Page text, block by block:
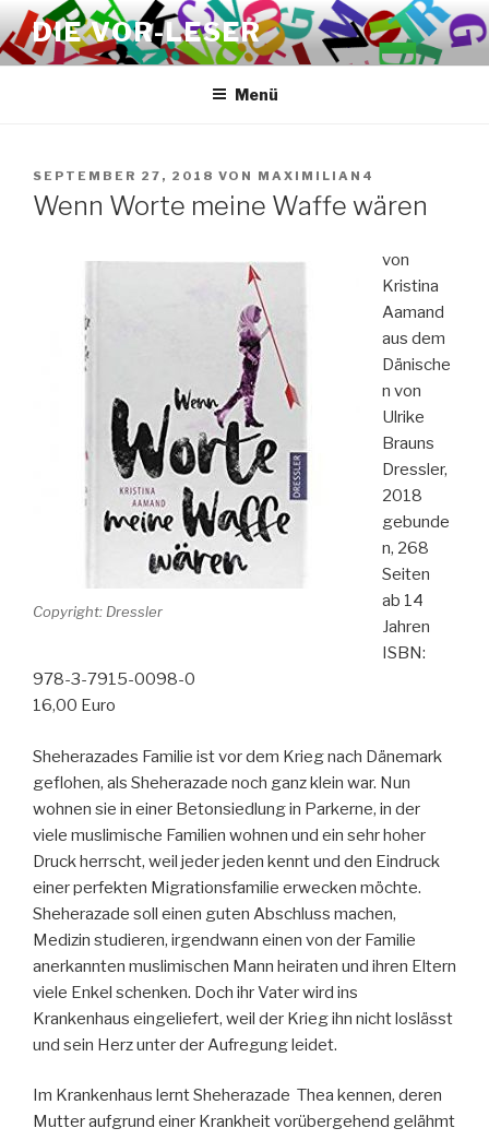
Zum
Inhalt
springen
DIE VOR-LESER
Menü
VERÖFFENTLICHT
AM
SEPTEMBER 27, 2018 VON MAXIMILIAN4
Wenn Worte meine Waffe wären
Copyright: Dressler
von
Kristina
Aamand
aus dem
Dänische
n von
Ulrike
Brauns
Dressler,
2018
gebunde
n, 268
Seiten
ab 14
Jahren
ISBN:
978-3-7915-0098-0
16,00 Euro
Sheherazades Familie ist vor dem Krieg nach Dänemark
geflohen, als Sheherazade noch ganz klein war. Nun
wohnen sie in einer Betonsiedlung in Parkerne, in der
viele muslimische Familien wohnen und ein sehr hoher
Druck herrscht, weil jeder jeden kennt und den Eindruck
einer perfekten Migrationsfamilie erwecken möchte.
Sheherazade soll einen guten Abschluss machen,
Medizin studieren, irgendwann einen von der Familie
anerkannten muslimischen Mann heiraten und ihren Eltern
viele Enkel schenken. Doch ihr Vater wird ins
Krankenhaus eingeliefert, weil der Krieg ihn nicht loslässt
und sein Herz unter der Aufregung leidet.
Im Krankenhaus lernt Sheherazade Thea kennen, deren
Mutter aufgrund einer Krankheit vorübergehend gelähmt